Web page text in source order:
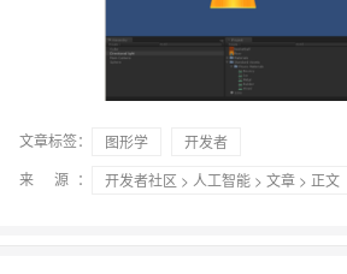
文章标签： 图形学
开发者
来 源：
开发者社区 > 人工智能 > 文章 > 正文